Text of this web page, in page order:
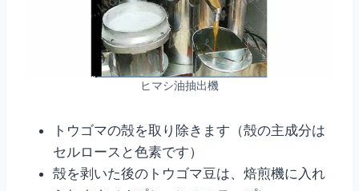
ヒマシ油抽出機
トウゴマの殻を取り除きます（殻の主成分は
セルロースと色素です）
殻を剥いた後のトウゴマ豆は、焙煎機に入れ